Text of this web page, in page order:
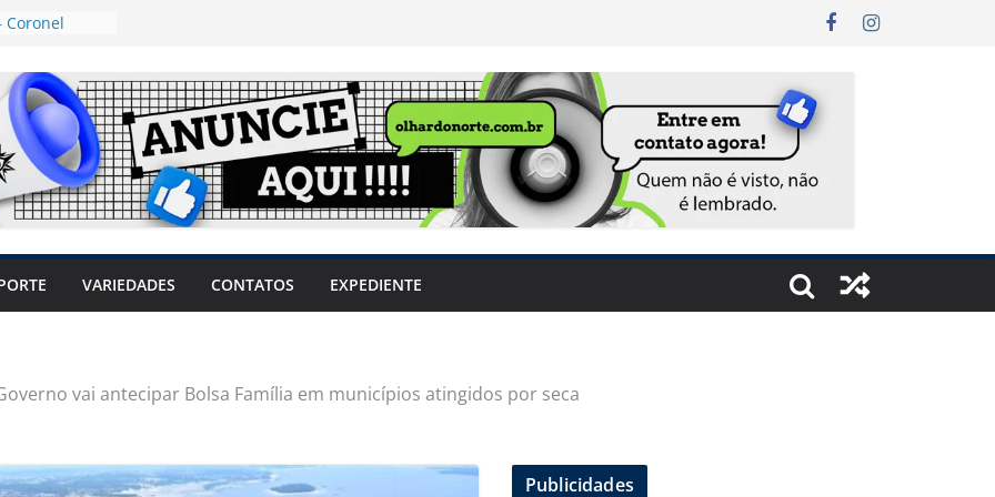
Coronel
mulheres
travar o
produtores
sem
sintomas,
VARIEDADES CONTATOS EXPEDIENTE
vai antecipar Bolsa Família em municípios atingidos por seca
Publicidades